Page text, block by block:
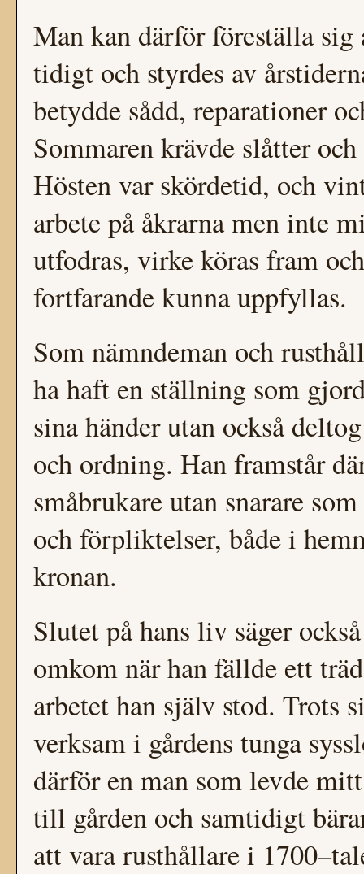
Man kan därför föreställa
tidigt och styrdes av
betydde sådd, reparationer
Sommaren krävde slåtter
Hösten var skördetid, och
arbete på åkrarna men inte
utfodras, virke köras fram
fortfarande kunna uppfyllas.
Som nämndeman och
ha haft en ställning som
sina händer utan också
och ordning. Han framstår
småbrukare utan snarare
och förpliktelser, både i
kronan.
Slutet på hans liv säger
omkom när han fällde ett
arbetet han själv stod. Trots
verksam i gårdens tunga
därför en man som levde
till gården och samtidigt
att vara rusthållare i